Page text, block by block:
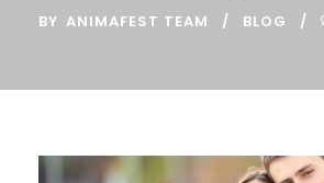
BY ANIMAFEST TEAM BLOG